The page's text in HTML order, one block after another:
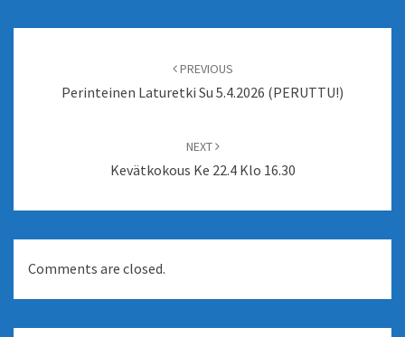
PREVIOUS
Perinteinen Laturetki Su 5.4.2026 (PERUTTU!)
NEXT
Kevätkokous Ke 22.4 Klo 16.30
Comments are closed.